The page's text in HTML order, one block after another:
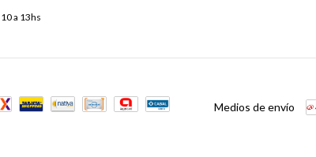
a 13hs
Medios de envío